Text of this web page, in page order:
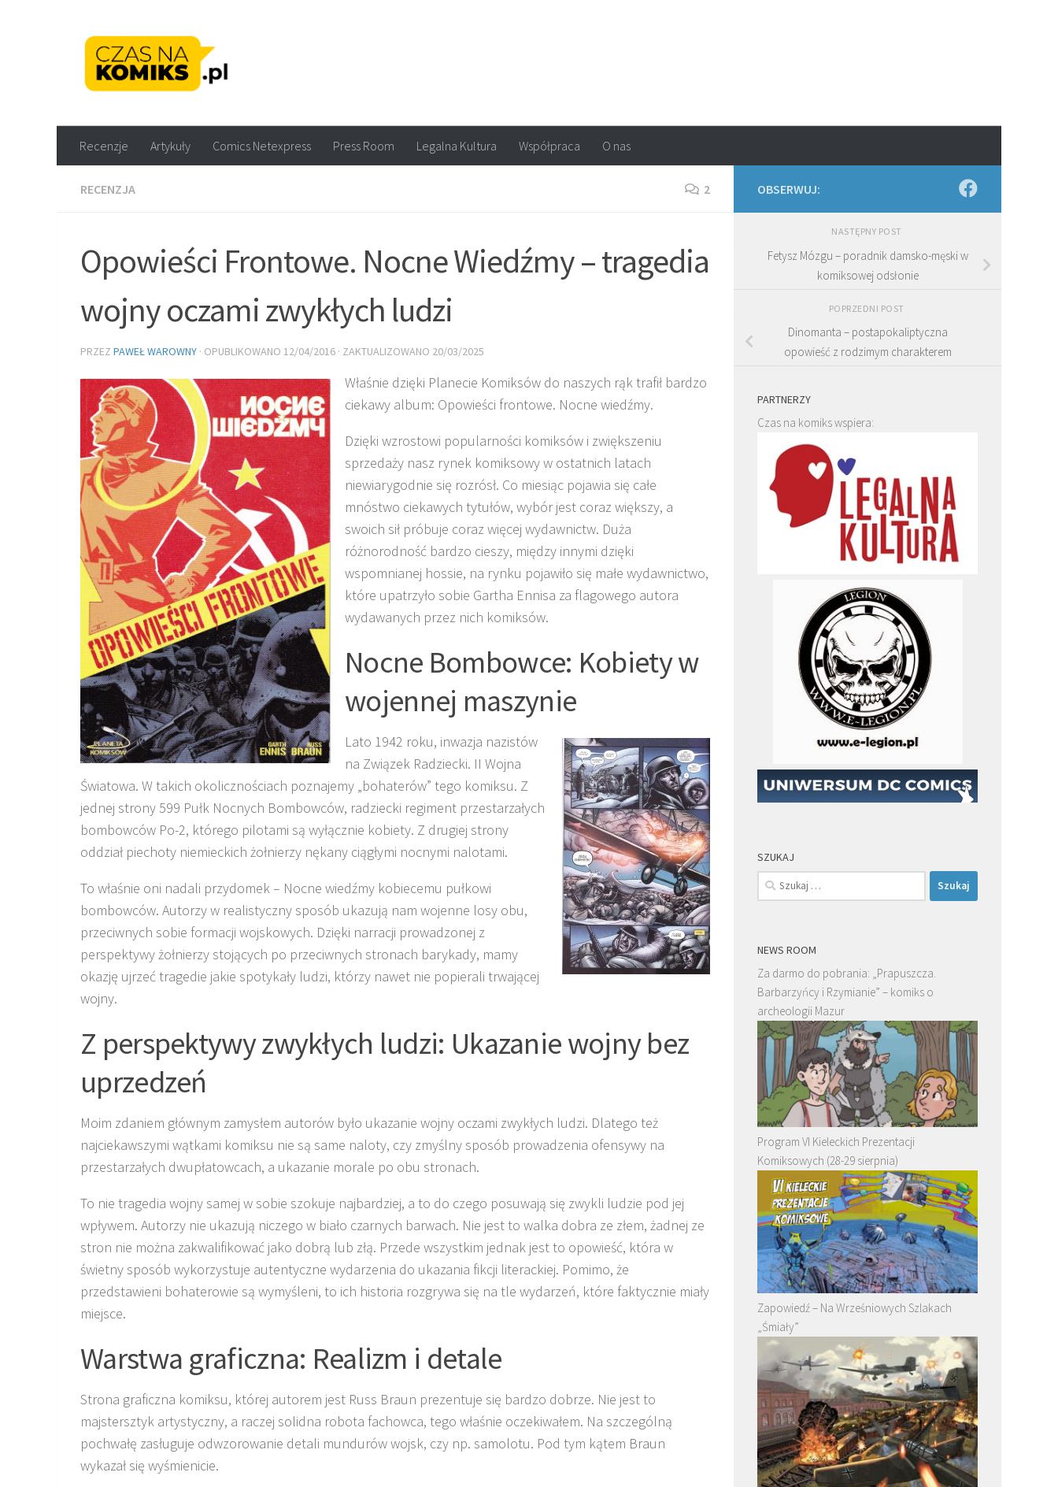
Recenzje Artykuły Comics Netexpress Press Room Legalna Kultura Współpraca O nas
RECENZJA 2
Opowieści Frontowe. Nocne Wiedźmy – tragedia
wojny oczami zwykłych ludzi
PRZEZ PAWEŁ WAROWNY · OPUBLIKOWANO 12/04/2016 · ZAKTUALIZOWANO 20/03/2025
Właśnie dzięki Planecie Komiksów do naszych rąk trafił bardzo
ciekawy album: Opowieści frontowe. Nocne wiedźmy.
Dzięki wzrostowi popularności komiksów i zwiększeniu
sprzedaży nasz rynek komiksowy w ostatnich latach
niewiarygodnie się rozrósł. Co miesiąc pojawia się całe
mnóstwo ciekawych tytułów, wybór jest coraz większy, a
swoich sił próbuje coraz więcej wydawnictw. Duża
różnorodność bardzo cieszy, między innymi dzięki
wspomnianej hossie, na rynku pojawiło się małe wydawnictwo,
które upatrzyło sobie Gartha Ennisa za flagowego autora
wydawanych przez nich komiksów.
Nocne Bombowce: Kobiety w
wojennej maszynie
Lato 1942 roku, inwazja nazistów
na Związek Radziecki. II Wojna
Światowa. W takich okolicznościach poznajemy „bohaterów” tego komiksu. Z
jednej strony 599 Pułk Nocnych Bombowców, radziecki regiment przestarzałych
bombowców Po-2, którego pilotami są wyłącznie kobiety. Z drugiej strony
oddział piechoty niemieckich żołnierzy nękany ciągłymi nocnymi nalotami.
To właśnie oni nadali przydomek – Nocne wiedźmy kobiecemu pułkowi
bombowców. Autorzy w realistyczny sposób ukazują nam wojenne losy obu,
przeciwnych sobie formacji wojskowych. Dzięki narracji prowadzonej z
perspektywy żołnierzy stojących po przeciwnych stronach barykady, mamy
okazję ujrzeć tragedie jakie spotykały ludzi, którzy nawet nie popierali trwającej
wojny.
Z perspektywy zwykłych ludzi: Ukazanie wojny bez
uprzedzeń
Moim zdaniem głównym zamysłem autorów było ukazanie wojny oczami zwykłych ludzi. Dlatego też
najciekawszymi wątkami komiksu nie są same naloty, czy zmyślny sposób prowadzenia ofensywy na
przestarzałych dwupłatowcach, a ukazanie morale po obu stronach.
To nie tragedia wojny samej w sobie szokuje najbardziej, a to do czego posuwają się zwykli ludzie pod jej
wpływem. Autorzy nie ukazują niczego w biało czarnych barwach. Nie jest to walka dobra ze złem, żadnej ze
stron nie można zakwalifikować jako dobrą lub złą. Przede wszystkim jednak jest to opowieść, która w
świetny sposób wykorzystuje autentyczne wydarzenia do ukazania fikcji literackiej. Pomimo, że
przedstawieni bohaterowie są wymyśleni, to ich historia rozgrywa się na tle wydarzeń, które faktycznie miały
miejsce.
Warstwa graficzna: Realizm i detale
Strona graficzna komiksu, której autorem jest Russ Braun prezentuje się bardzo dobrze. Nie jest to
majstersztyk artystyczny, a raczej solidna robota fachowca, tego właśnie oczekiwałem. Na szczególną
pochwałę zasługuje odwzorowanie detali mundurów wojsk, czy np. samolotu. Pod tym kątem Braun
wykazał się wyśmienicie.
OBSERWUJ:
NASTĘPNY POST
Fetysz Mózgu – poradnik damsko-męski w
komiksowej odsłonie
POPRZEDNI POST
Dinomanta – postapokaliptyczna
opowieść z rodzimym charakterem
PARTNERZY
Czas na komiks wspiera:
SZUKAJ
Szukaj:
NEWS ROOM
Za darmo do pobrania: „Prapuszcza.
Barbarzyńcy i Rzymianie” – komiks o
archeologii Mazur
Program VI Kieleckich Prezentacji
Komiksowych (28-29 sierpnia)
Zapowiedź – Na Wrześniowych Szlakach
„Śmiały”